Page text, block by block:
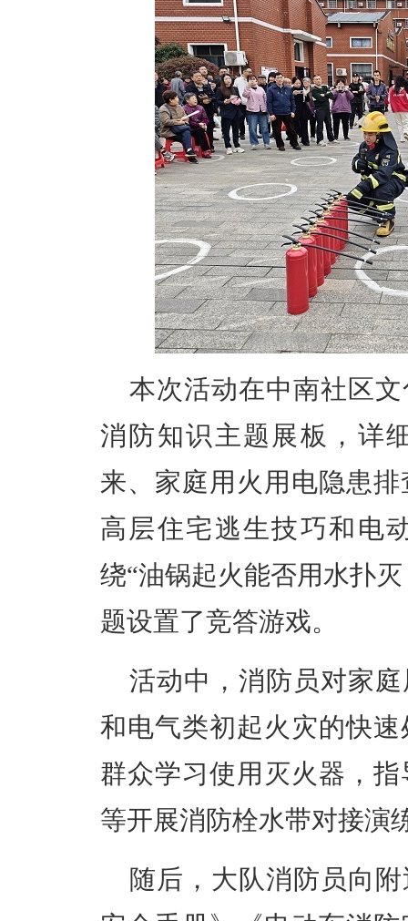
本次活动在中南社区
消防知识主题展板，详
来、家庭用火用电隐患
高层住宅逃生技巧和电
绕“油锅起火能否用水扑
题设置了竞答游戏。
活动中，消防员对家
和电气类初起火灾的快
群众学习使用灭火器，
等开展消防栓水带对接演
随后，大队消防员向